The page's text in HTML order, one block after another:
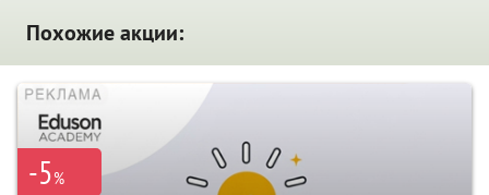
Похожие акции:
-5%